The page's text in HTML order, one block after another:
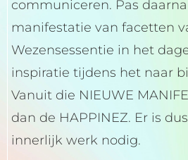
communiceren. Pas
manifestatie van facetten
Wezensessentie in het
inspiratie tijdens het naar
Vanuit die NIEUWE
dan de HAPPINEZ. Er is
innerlijk werk nodig.